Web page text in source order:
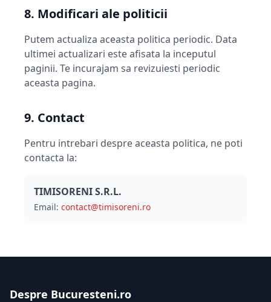
8. Modificari ale politicii
Putem actualiza aceasta politica periodic. Data
ultimei actualizari este afisata la inceputul
paginii. Te incurajam sa revizuiesti periodic
aceasta pagina.
9. Contact
Pentru intrebari despre aceasta politica, ne poti
contacta la:
TIMISORENI S.R.L.
Email: contact@timisoreni.ro
Despre Bucuresteni.ro